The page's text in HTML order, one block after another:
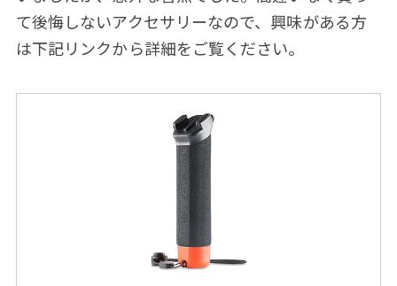
て後悔しないアクセサリーなので、興味がある方
は下記リンクから詳細をご覧ください。